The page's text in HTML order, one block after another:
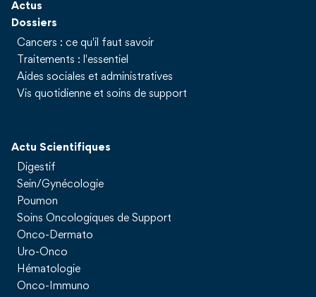
Actus
Dossiers
Cancers : ce qu'il faut savoir
Traitements : l'essentiel
Aides sociales et administratives
Vis quotidienne et soins de support
Actu Scientifiques
Digestif
Sein/Gynécologie
Poumon
Soins Oncologiques de Support
Onco-Dermato
Uro-Onco
Hématologie
Onco-Immuno